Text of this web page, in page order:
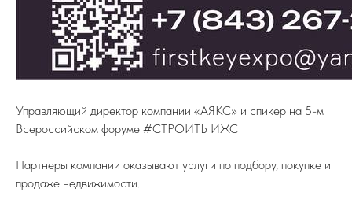
Управляющий директор компании «АЯКС» и спикер на 5-м
Всероссийском форуме #СТРОИТЬ ИЖС
Партнеры компании оказывают услуги по подбору, покупке и
продаже недвижимости.